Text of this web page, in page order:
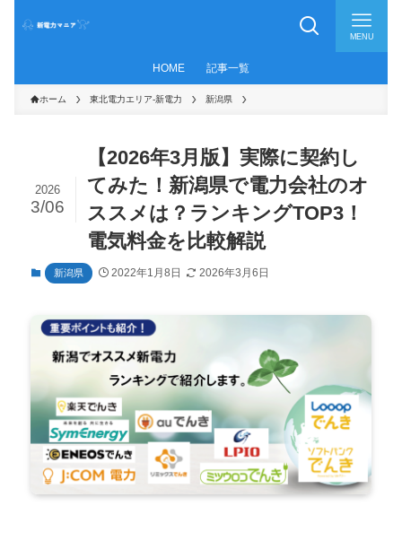
MENU
HOME 記事一覧
ホーム 東北電力エリア-新電力 新潟県
【2026年3月版】実際に契約し
てみた！新潟県で電力会社のオ
ススメは？ランキングTOP3！
電気料金を比較解説
2026
3/06
新潟県 2022年1月8日 2026年3月6日